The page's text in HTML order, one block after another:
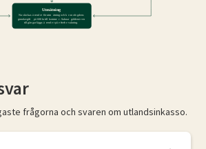
frågorna och svaren om utlandsinkasso.